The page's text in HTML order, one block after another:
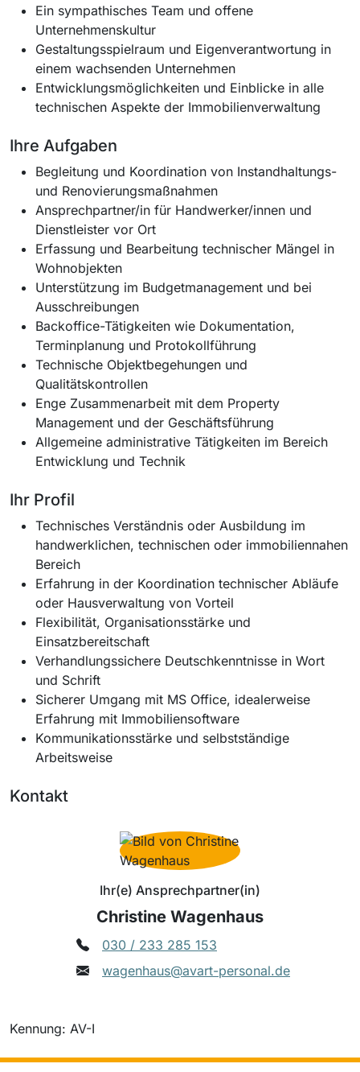
Ein sympathisches Team und offene
Unternehmenskultur
Gestaltungsspielraum und Eigenverantwortung in
einem wachsenden Unternehmen
Entwicklungsmöglichkeiten und Einblicke in alle
technischen Aspekte der Immobilienverwaltung
Ihre Aufgaben
Begleitung und Koordination von Instandhaltungs-
und Renovierungsmaßnahmen
Ansprechpartner/in für Handwerker/innen und
Dienstleister vor Ort
Erfassung und Bearbeitung technischer Mängel in
Wohnobjekten
Unterstützung im Budgetmanagement und bei
Ausschreibungen
Backoffice-Tätigkeiten wie Dokumentation,
Terminplanung und Protokollführung
Technische Objektbegehungen und
Qualitätskontrollen
Enge Zusammenarbeit mit dem Property
Management und der Geschäftsführung
Allgemeine administrative Tätigkeiten im Bereich
Entwicklung und Technik
Ihr Profil
Technisches Verständnis oder Ausbildung im
handwerklichen, technischen oder immobiliennahen
Bereich
Erfahrung in der Koordination technischer Abläufe
oder Hausverwaltung von Vorteil
Flexibilität, Organisationsstärke und
Einsatzbereitschaft
Verhandlungssichere Deutschkenntnisse in Wort
und Schrift
Sicherer Umgang mit MS Office, idealerweise
Erfahrung mit Immobiliensoftware
Kommunikationsstärke und selbstständige
Arbeitsweise
Kontakt
Ihr(e) Ansprechpartner(in)
Christine Wagenhaus
030 / 233 285 153
wagenhaus@avart-personal.de
Kennung: AV-I